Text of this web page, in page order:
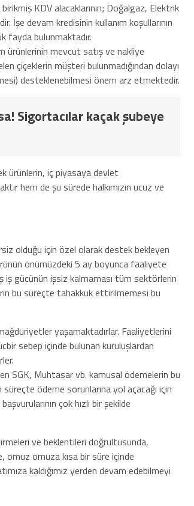
KDV alacaklarının; Doğalgaz, Elektrik
İşe devam kredisinin kullanım koşullarının
fayda bulunmaktadır.
ürünlerinin mevcut satış ve nakliye
çiçeklerin müşteri bulunmadığından dolayı
desteklenebilmesi önem arz etmektedir.
Sigortacılar kaçak şubeye
ürünlerin, iç piyasaya devlet
hem de şu sürede halkımızın ucuz ve
olduğu için özel olarak destek bekleyen
önümüzdeki 5 ay boyunca faaliyete
gücünün işsiz kalmaması tüm sektörlerin
bu süreçte tahakkuk ettirilmemesi bu
yaşamaktadırlar. Faaliyetlerini
sebep içinde bulunan kuruluşlardan
SGK, Muhtasar vb. kamusal ödemelerin bu
ödeme sorunlarına yol açacağı için
çok hızlı bir şekilde
ve beklentileri doğrultusunda,
omuz omuza kısa bir süre içinde
kaldığımız yerden devam edebilmeyi